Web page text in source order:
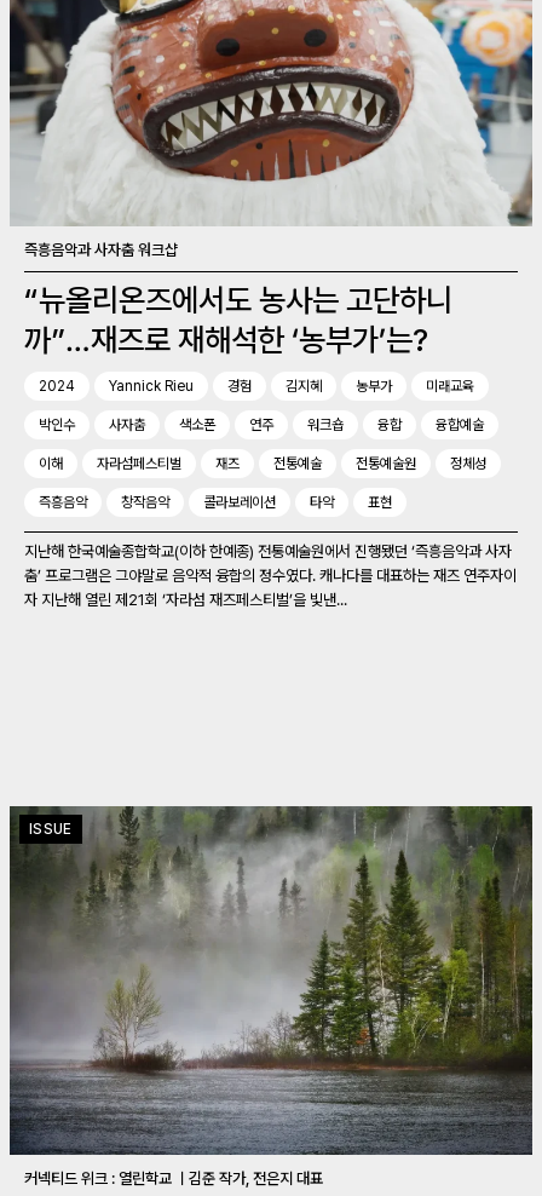
즉흥음악과 사자춤 워크샵
“뉴올리온즈에서도 농사는 고단하니
까”…재즈로 재해석한 ‘농부가’는?
2024 Yannick Rieu 경험 김지혜 농부가 미래교육
박인수 사자춤 색소폰 연주 워크숍 융합 융합예술
이해 자라섬페스티벌 재즈 전통예술 전통예술원 정체성
즉흥음악 창작음악 콜라보레이션 타악 표현
지난해 한국예술종합학교(이하 한예종) 전통예술원에서 진행됐던 ‘즉흥음악과 사자
춤’ 프로그램은 그야말로 음악적 융합의 정수였다. 캐나다를 대표하는 재즈 연주자이
자 지난해 열린 제21회 ‘자라섬 재즈페스티벌’을 빛낸...
ISSUE
커넥티드 위크 : 열린학교 ㅣ김준 작가, 전은지 대표